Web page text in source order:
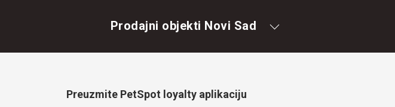
Prodajni objekti Novi Sad
Preuzmite PetSpot loyalty aplikaciju